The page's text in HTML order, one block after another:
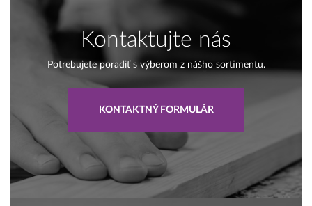
Kontaktujte nás
Potrebujete poradiť s výberom z nášho sortimentu.
KONTAKTNÝ FORMULÁR